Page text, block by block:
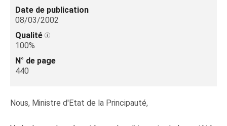
Date de publication
08/03/2002
Qualité
100%
N° de page
440
Nous, Ministre d'Etat de la Principauté,